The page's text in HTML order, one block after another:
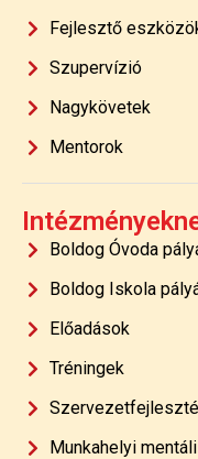
Fejlesztő
Szupervízió
Nagykövetek
Mentorok
Boldog Óvoda
Boldog Iskola
Előadások
Tréningek
Munkahelyi